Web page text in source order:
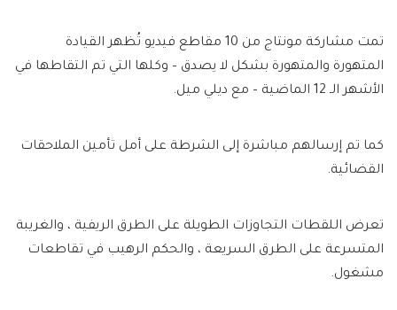
تمت مشاركة مونتاج من 10 مقاطع فيديو تُظهر القيادة
المتهورة والمتهورة بشكل لا يصدق – وكلها التي تم التقاطها في
الأشهر الـ 12 الماضية – مع ديلي ميل.
كما تم إرسالهم مباشرة إلى الشرطة على أمل تأمين الملاحقات
القضائية.
تعرض اللقطات التجاوزات الطويلة على الطرق الريفية ، والغريبة
المتسرعة على الطرق السريعة ، والحكم الرهيب في تقاطعات
مشغول.